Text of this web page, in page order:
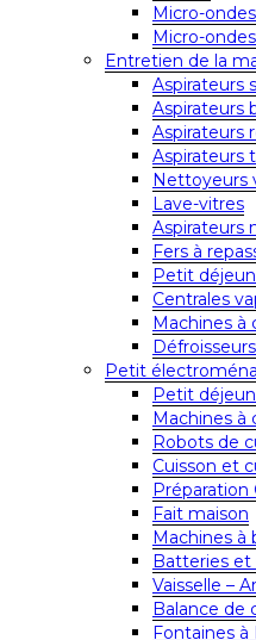
Micro-
Micro-
Entretien de la
Aspirateurs
Aspirateurs
Aspirateurs
Aspirateurs
Nettoyeurs
Lave-vitres
Aspirateurs
Fers à
Petit
Centrales
Machines à
Petit
Petit
Machines à
Robots de
Cuisson et
Préparation
Fait maison
Machines à
Batteries et
Vaisselle –
Balance de
Fontaines à